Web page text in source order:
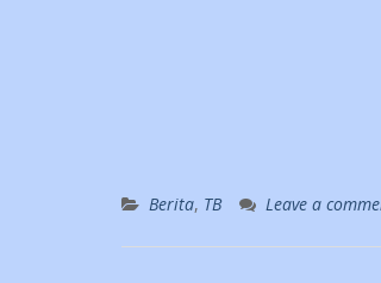
Berita, TB Leave a